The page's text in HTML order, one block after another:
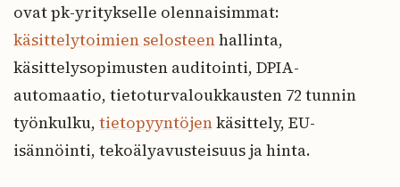
ovat pk-yritykselle olennaisimmat:
käsittelytoimien selosteenhallinta,
käsittelysopimusten auditointi, DPIA-
automaatio, tietoturvaloukkausten 72 tunnin
työnkulku, tietopyyntöjenkäsittely, EU-
isännöinti, tekoälyavusteisuus ja hinta.